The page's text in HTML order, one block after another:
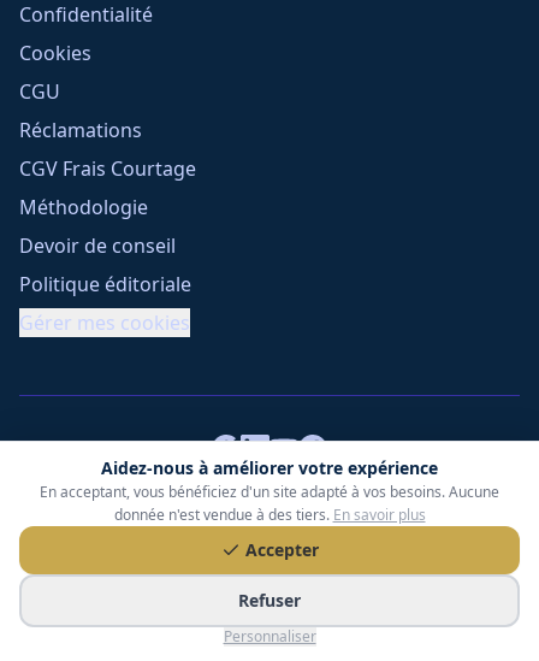
Aidez-nous à améliorer votre expérience
En acceptant, vous bénéficiez d'un site adapté à vos besoins. Aucune
donnée n'est vendue à des tiers. En savoir plus
Accepter
Refuser
Personnaliser
Confidentialité
Cookies
CGU
Réclamations
CGV Frais Courtage
Méthodologie
Devoir de conseil
Politique éditoriale
Gérer mes cookies
Tessoria Assurances- SARL au capital de 15 000 €
ORIAS n° 25007309 - RCS 990 206 179 - Membre du réseau
360 Courtage
RC Pro : Klarity - Contrat n° CCOUK000785
49 chemin des Gardettes Sine, 06570 Saint-Paul-de-Vence